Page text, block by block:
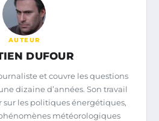
AUTEUR
DUFOUR
et couvre les questions
dizaine d’années. Son travail
sur les politiques énergétiques,
météorologiques